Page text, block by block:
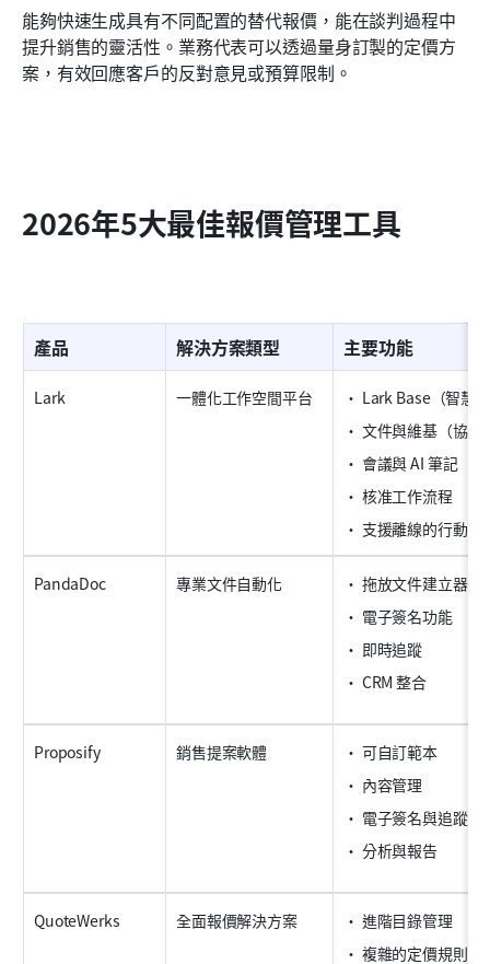
能夠快速生成具有不同配置的替代報價，能在談判過程中
提升銷售的靈活性。業務代表可以透過量身訂製的定價方
案，有效回應客戶的反對意見或預算限制。
2026年5大最佳報價管理工具
產品 解決方案類型 主要功能
Lark 一體化工作空間平台
• Lark Base（智慧
• 文件與維基（協作
• 會議與 AI 筆記
• 核准工作流程
• 支援離線的行動裝
PandaDoc 專業文件自動化
• 拖放文件建立器
• 電子簽名功能
• 即時追蹤
• CRM 整合
Proposify 銷售提案軟體
• 可自訂範本
• 內容管理
• 電子簽名與追蹤
• 分析與報告
QuoteWerks 全面報價解決方案
• 進階目錄管理
• 複雜的定價規則